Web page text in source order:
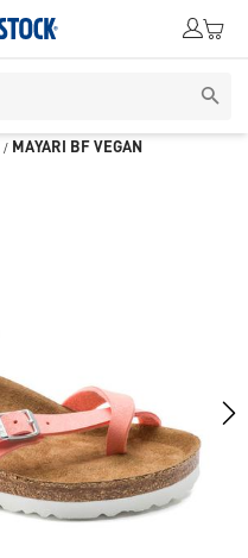
/ MAYARI BF VEGAN